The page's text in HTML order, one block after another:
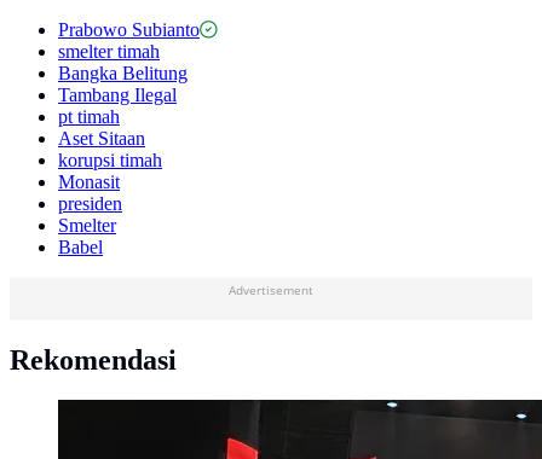
Prabowo Subianto
smelter timah
Bangka Belitung
Tambang Ilegal
pt timah
Aset Sitaan
korupsi timah
Monasit
presiden
Smelter
Babel
Advertisement
Rekomendasi